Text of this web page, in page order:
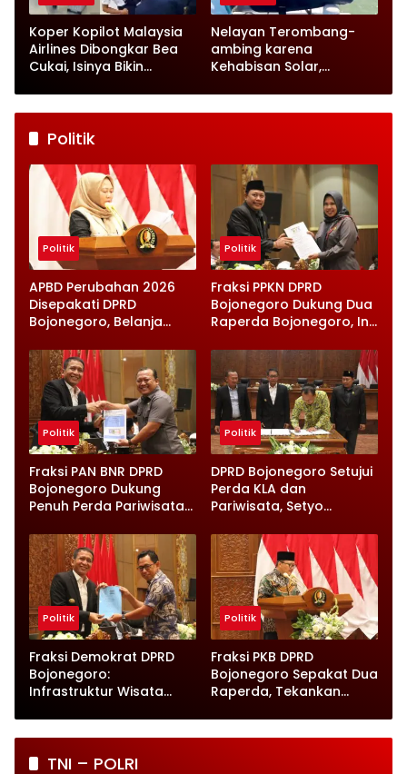
Koper Kopilot Malaysia
Airlines Dibongkar Bea
Cukai, Isinya Bikin
Nelayan Terombang-
ambing karena
Kehabisan Solar,
Politik
Politik
APBD Perubahan 2026
Disepakati DPRD
Bojonegoro, Belanja
Infrastruktur Diperkuat
Politik
Fraksi PPKN DPRD
Bojonegoro Dukung Dua
Raperda Bojonegoro, Ini
Disampaikan
Politik
Fraksi PAN BNR DPRD
Bojonegoro Dukung
Penuh Perda Pariwisata
Anak
Politik
DPRD Bojonegoro Setujui
Perda KLA dan
Pariwisata, Setyo
Instruksi
Politik
Fraksi Demokrat DPRD
Bojonegoro:
Infrastruktur Wisata
Politik
Fraksi PKB DPRD
Bojonegoro Sepakat Dua
Raperda, Tekankan
TNI – POLRI